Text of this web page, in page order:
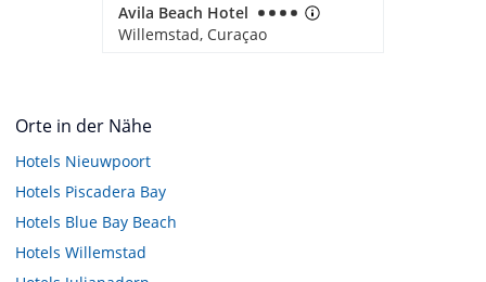
Avila Beach Hotel
Willemstad, Curaçao
Orte in der Nähe
Hotels Nieuwpoort
Hotels Piscadera Bay
Hotels Blue Bay Beach
Hotels Willemstad